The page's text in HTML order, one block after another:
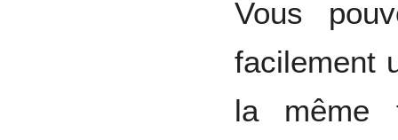
Vous
facilement
la même